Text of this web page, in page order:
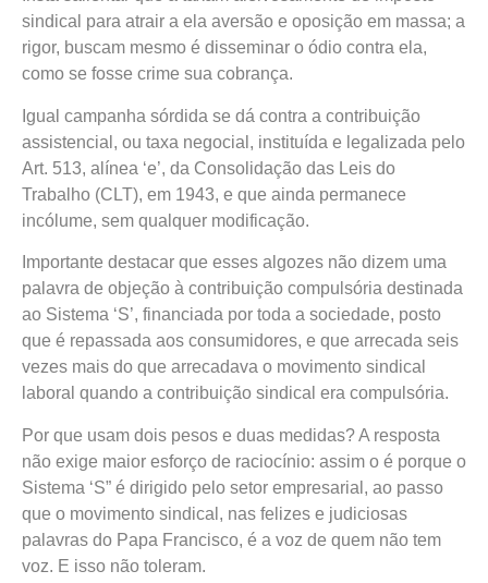
sindical para atrair a ela aversão e oposição em massa; a
rigor, buscam mesmo é disseminar o ódio contra ela,
como se fosse crime sua cobrança.
Igual campanha sórdida se dá contra a contribuição
assistencial, ou taxa negocial, instituída e legalizada pelo
Art. 513, alínea ‘e’, da Consolidação das Leis do
Trabalho (CLT), em 1943, e que ainda permanece
incólume, sem qualquer modificação.
Importante destacar que esses algozes não dizem uma
palavra de objeção à contribuição compulsória destinada
ao Sistema ‘S’, financiada por toda a sociedade, posto
que é repassada aos consumidores, e que arrecada seis
vezes mais do que arrecadava o movimento sindical
laboral quando a contribuição sindical era compulsória.
Por que usam dois pesos e duas medidas? A resposta
não exige maior esforço de raciocínio: assim o é porque o
Sistema ‘S” é dirigido pelo setor empresarial, ao passo
que o movimento sindical, nas felizes e judiciosas
palavras do Papa Francisco, é a voz de quem não tem
voz. E isso não toleram.